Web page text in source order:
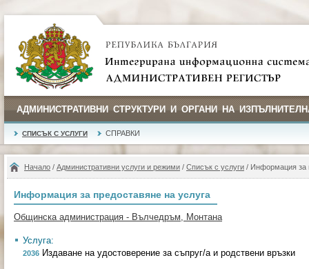
АДМИНИСТРАТИВНИ СТРУКТУРИ И ОРГАНИ НА
СПИСЪК С УСЛУГИ СПРАВКИ
Начало / Административни услуги и режими / Списък с услуги / Информация за
Информация за предоставяне на услуга
Общинска администрация - Вълчедръм, Монтана
Услуга:
2036 Издаване на удостоверение за съпруг/а и родствени връзки